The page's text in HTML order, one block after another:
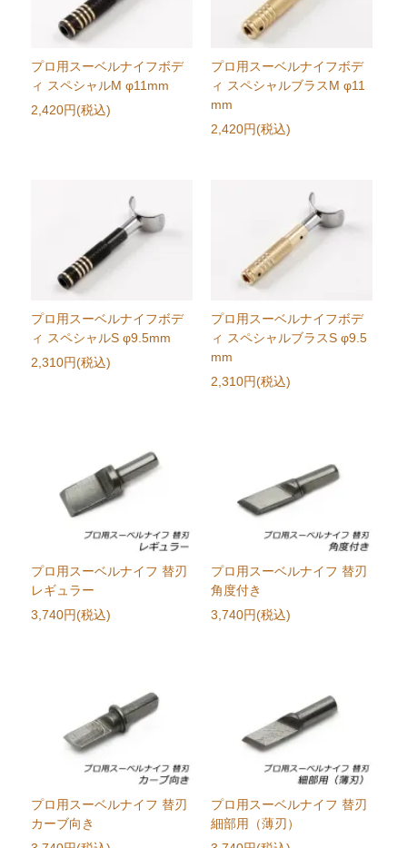
プロ用スーベルナイフボデ
ィ スペシャルM φ11mm
2,420円(税込)
プロ用スーベルナイフボデ
ィ スペシャルブラスM φ11
mm
2,420円(税込)
プロ用スーベルナイフボデ
ィ スペシャルS φ9.5mm
2,310円(税込)
プロ用スーベルナイフボデ
ィ スペシャルブラスS φ9.5
mm
2,310円(税込)
プロ用スーベルナイフ 替刃
レギュラー
3,740円(税込)
プロ用スーベルナイフ 替刃
角度付き
3,740円(税込)
プロ用スーベルナイフ 替刃
カーブ向き
プロ用スーベルナイフ 替刃
細部用（薄刃）